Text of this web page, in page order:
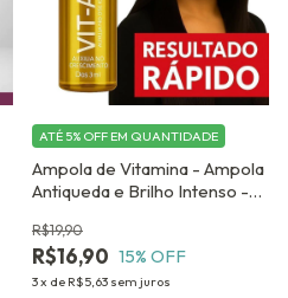
Ampola de Vitamina - Ampola
Antiqueda e Brilho Intenso -
Monovit A Dermabel
R$16,90
R$19,90
15% OFF
3x de R$5,63 sem juros
ATÉ 5% OFF EM QUANTIDADE